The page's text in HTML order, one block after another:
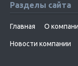
Разделы сайта
Главная О
Новости компании